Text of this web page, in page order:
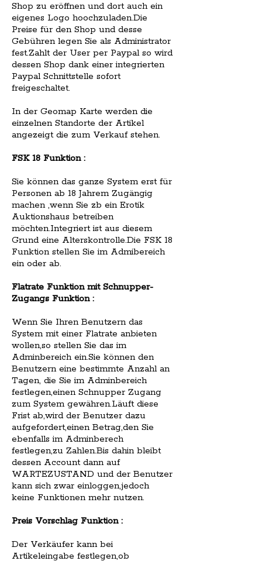
Shop zu eröffnen und dort auch ein
eigenes Logo hoochzuladen.Die
Preise für den Shop und desse
Gebühren legen Sie als Administrator
fest.Zahlt der User per Paypal so wird
dessen Shop dank einer integrierten
Paypal Schnittstelle sofort
freigeschaltet.
In der Geomap Karte werden die
einzelnen Standorte der Artikel
angezeigt die zum Verkauf stehen.
FSK 18 Funktion :
Sie können das ganze System erst für
Personen ab 18 Jahrem Zugängig
machen ,wenn Sie zb ein Erotik
Auktionshaus betreiben
möchten.Integriert ist aus diesem
Grund eine Alterskontrolle.Die FSK 18
Funktion stellen Sie im Admibereich
ein oder ab.
Flatrate Funktion mit Schnupper-
Zugangs Funktion :
Wenn Sie Ihren Benutzern das
System mit einer Flatrate anbieten
wollen,so stellen Sie das im
Adminbereich ein.Sie können den
Benutzern eine bestimmte Anzahl an
Tagen, die Sie im Adminbereich
festlegen,einen Schnupper Zugang
zum System gewähren.Läuft diese
Frist ab,wird der Benutzer dazu
aufgefordert,einen Betrag,den Sie
ebenfalls im Adminberech
festlegen,zu Zahlen.Bis dahin bleibt
dessen Account dann auf
WARTEZUSTAND und der Benutzer
kann sich zwar einloggen,jedoch
keine Funktionen mehr nutzen.
Preis Vorschlag Funktion :
Der Verkäufer kann bei
Artikeleingabe festlegen,ob